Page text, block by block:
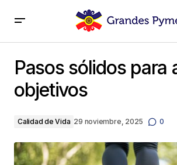
Pasos sólidos para
objetivos
Calidad de Vida 29 noviembre, 2025 0